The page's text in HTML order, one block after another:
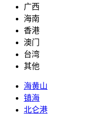
广西
海南
香港
澳门
台湾
其他
海黄山
镇海
北仑港